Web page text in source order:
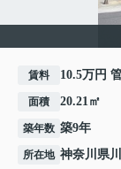
賃料 10.5万円
面積 20.21㎡
築年数 築9年
所在地 神奈川県